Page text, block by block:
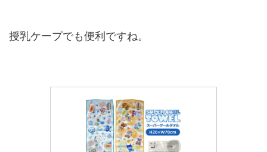
授乳ケープでも便利ですね。